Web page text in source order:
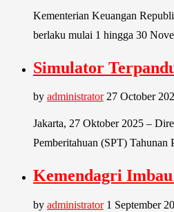
Kementerian Keuangan
berlaku mulai 1 hingga 30
Simulator
by administrator 27 October
Jakarta, 27 Oktober 2025 –
Pemberitahuan (SPT)
Kemendagri
by administrator 1 September